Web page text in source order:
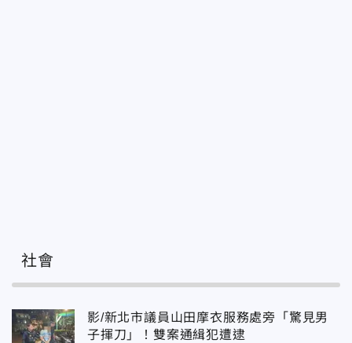
社會
影/新北市議員山田摩衣服務處旁「驚見男
子揮刀」！雙案通緝犯遭逮